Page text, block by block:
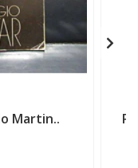
Martin..